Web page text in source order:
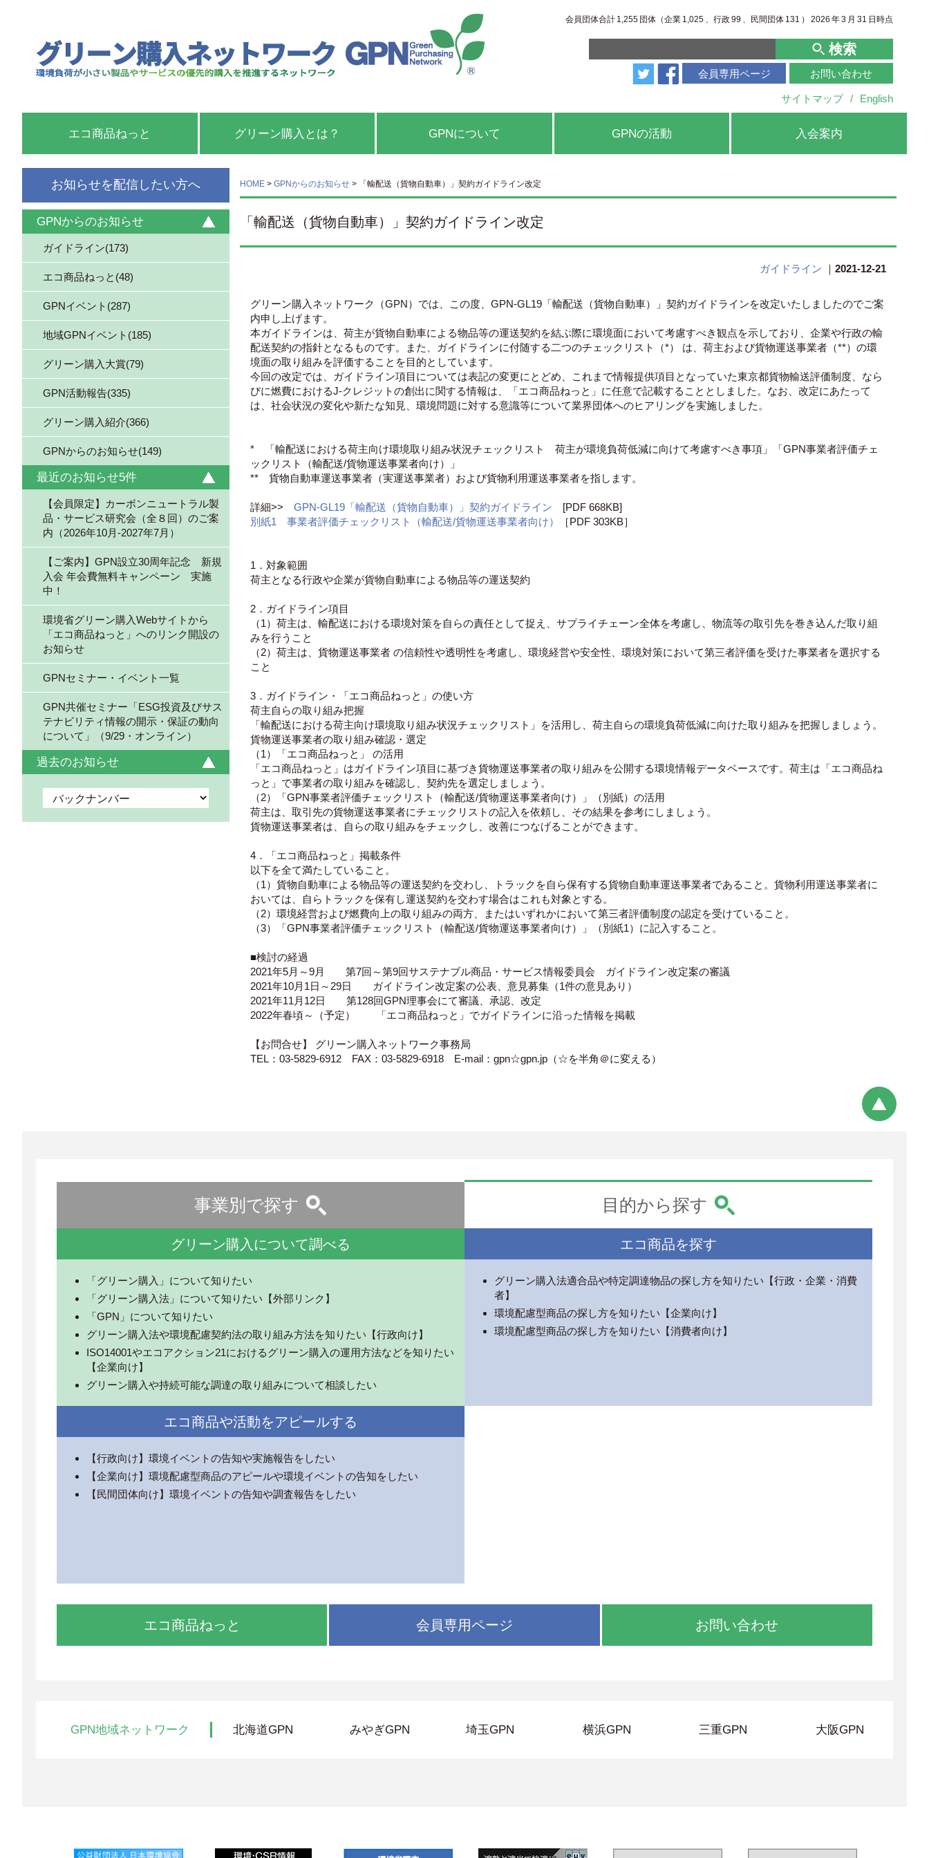
会員団体合計 1,255 団体（企業 1,025 、行政99 、 民間団体 131 ） 2026 年3 月 31 日時点
検索
会員専用ページ お問い合わせ
サイトマップ / English
エコ商品ねっと グリーン購入とは？ GPNについて GPNの活動 入会案内
お知らせを配信したい方へ
GPNからのお知らせ
ガイドライン(173)
エコ商品ねっと(48)
GPNイベント(287)
地域GPNイベント(185)
グリーン購入大賞(79)
GPN活動報告(335)
グリーン購入紹介(366)
GPNからのお知らせ(149)
最近のお知らせ5件
【会員限定】カーボンニュートラル製
品・サービス研究会（全８回）のご案
内（2026年10月-2027年7月）
【ご案内】GPN設立30周年記念 新規
入会 年会費無料キャンペーン 実施
中！
環境省グリーン購入Webサイトから
「エコ商品ねっと」へのリンク開設の
お知らせ
GPNセミナー・イベント一覧
GPN共催セミナー「ESG投資及びサス
テナビリティ情報の開示・保証の動向
について」（9/29・オンライン）
過去のお知らせ
HOME > GPNからのお知らせ > 「輸配送（貨物自動車）」契約ガイドライン改定
「輸配送（貨物自動車）」契約ガイドライン改定
ガイドライン ｜ 2021-12-21
グリーン購入ネットワーク（GPN）では、この度、GPN-GL19「輸配送（貨物自動車）」契約ガイドラインを改定いたしましたのでご案
内申し上げます。
本ガイドラインは、荷主が貨物自動車による物品等の運送契約を結ぶ際に環境面において考慮すべき観点を示しており、企業や行政の輸
配送契約の指針となるものです。また、ガイドラインに付随する二つのチェックリスト（*） は、荷主および貨物運送事業者（**）の環
境面の取り組みを評価することを目的としています。
今回の改定では、ガイドライン項目については表記の変更にとどめ、これまで情報提供項目となっていた東京都貨物輸送評価制度、なら
びに燃費におけるJ-クレジットの創出に関する情報は、「エコ商品ねっと」に任意で記載することとしました。なお、改定にあたって
は、社会状況の変化や新たな知見、環境問題に対する意識等について業界団体へのヒアリングを実施しました。
* 「輸配送における荷主向け環境取り組み状況チェックリスト 荷主が環境負荷低減に向けて考慮すべき事項」「GPN事業者評価チェ
ックリスト（輸配送/貨物運送事業者向け）」
** 貨物自動車運送事業者（実運送事業者）および貨物利用運送事業者を指します。
詳細>> GPN-GL19「輸配送（貨物自動車）」契約ガイドライン [PDF 668KB]
別紙1 事業者評価チェックリスト（輸配送/貨物運送事業者向け）
［PDF 303KB］
1．対象範囲
荷主となる行政や企業が貨物自動車による物品等の運送契約
2．ガイドライン項目
（1）荷主は、輸配送における環境対策を自らの責任として捉え、サプライチェーン全体を考慮し、物流等の取引先を巻き込んだ取り組
みを行うこと
（2）荷主は、貨物運送事業者 の信頼性や透明性を考慮し、環境経営や安全性、環境対策において第三者評価を受けた事業者を選択する
こと
3．ガイドライン・「エコ商品ねっと」の使い方
荷主自らの取り組み把握
「輸配送における荷主向け環境取り組み状況チェックリスト」を活用し、荷主自らの環境負荷低減に向けた取り組みを把握しましょう。
貨物運送事業者の取り組み確認・選定
（1）「エコ商品ねっと」 の活用
「エコ商品ねっと」はガイドライン項目に基づき貨物運送事業者の取り組みを公開する環境情報データベースです。荷主は「エコ商品ね
っと」で事業者の取り組みを確認し、契約先を選定しましょう。
（2）「GPN事業者評価チェックリスト（輸配送/貨物運送事業者向け）」（別紙）の活用
荷主は、取引先の貨物運送事業者にチェックリストの記入を依頼し、その結果を参考にしましょう。
貨物運送事業者は、自らの取り組みをチェックし、改善につなげることができます。
4．「エコ商品ねっと」掲載条件
以下を全て満たしていること。
（1）貨物自動車による物品等の運送契約を交わし、トラックを自ら保有する貨物自動車運送事業者であること。貨物利用運送事業者に
おいては、自らトラックを保有し運送契約を交わす場合はこれも対象とする。
（2）環境経営および燃費向上の取り組みの両方、またはいずれかにおいて第三者評価制度の認定を受けていること。
（3）「GPN事業者評価チェックリスト（輸配送/貨物運送事業者向け）」（別紙1）に記入すること。
■検討の経過
2021年5月～9月 第7回～第9回サステナブル商品・サービス情報委員会 ガイドライン改定案の審議
2021年10月1日～29日 ガイドライン改定案の公表、意見募集（1件の意見あり）
2021年11月12日 第128回GPN理事会にて審議、承認、改定
2022年春頃～（予定） 「エコ商品ねっと」でガイドラインに沿った情報を掲載
【お問合せ】 グリーン購入ネットワーク事務局
TEL：03-5829-6912 FAX：03-5829-6918 E-mail：gpn☆gpn.jp（☆を半角＠に変える）
事業別で探す 目的から探す
グリーン購入について調べる
「グリーン購入」について知りたい
「グリーン購入法」について知りたい【外部リンク】
「GPN」について知りたい
グリーン購入法や環境配慮契約法の取り組み方法を知りたい【行政向け】
ISO14001やエコアクション21におけるグリーン購入の運用方法などを知りたい
【企業向け】
グリーン購入や持続可能な調達の取り組みについて相談したい
エコ商品を探す
グリーン購入法適合品や特定調達物品の探し方を知りたい【行政・企業・消費
者】
環境配慮型商品の探し方を知りたい【企業向け】
環境配慮型商品の探し方を知りたい【消費者向け】
エコ商品や活動をアピールする
【行政向け】環境イベントの告知や実施報告をしたい
【企業向け】環境配慮型商品のアピールや環境イベントの告知をしたい
【民間団体向け】環境イベントの告知や調査報告をしたい
エコ商品ねっと 会員専用ページ お問い合わせ
GPN地域ネットワーク 北海道GPN みやぎGPN 埼玉GPN 横浜GPN 三重GPN 大阪GPN